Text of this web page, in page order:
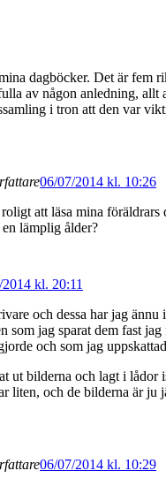
dagböcker. Det är fem
av någon anledning,
i tron att den var
06/07/2014 kl. 10:26
att läsa mina
lämplig ålder?
kl. 20:11
och dessa har jag
som jag sparat dem fast
och som jag
ut bilderna och lagt i lådor
liten, och de bilderna är
06/07/2014 kl. 10:29